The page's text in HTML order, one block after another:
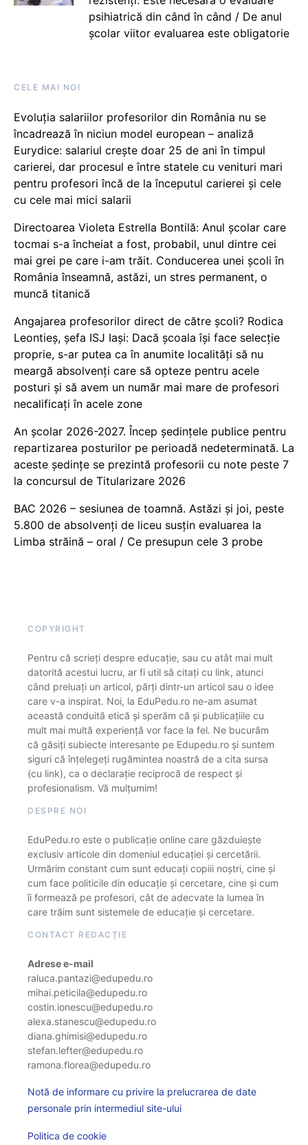
psihiatrică din când în când / De anul
școlar viitor evaluarea este obligatorie
CELE MAI NOI
Evoluția salariilor profesorilor din România nu se
încadrează în niciun model european – analiză
Eurydice: salariul crește doar 25 de ani în timpul
carierei, dar procesul e între statele cu venituri mari
pentru profesori încă de la începutul carierei și cele
cu cele mai mici salarii
Directoarea Violeta Estrella Bontilă: Anul școlar care
tocmai s-a încheiat a fost, probabil, unul dintre cei
mai grei pe care i-am trăit. Conducerea unei școli în
România înseamnă, astăzi, un stres permanent, o
muncă titanică
Angajarea profesorilor direct de către școli? Rodica
Leontieș, șefa ISJ Iași: Dacă școala își face selecție
proprie, s-ar putea ca în anumite localități să nu
meargă absolvenți care să opteze pentru acele
posturi și să avem un număr mai mare de profesori
necalificați în acele zone
An școlar 2026-2027. Încep ședințele publice pentru
repartizarea posturilor pe perioadă nedeterminată. La
aceste ședințe se prezintă profesorii cu note peste 7
la concursul de Titularizare 2026
BAC 2026 – sesiunea de toamnă. Astăzi și joi, peste
5.800 de absolvenți de liceu susțin evaluarea la
Limba străină – oral / Ce presupun cele 3 probe
COPYRIGHT
Pentru că scrieți despre educație, sau cu atât mai mult
datorită acestui lucru, ar fi util să citați cu link, atunci
când preluați un articol, părți dintr-un articol sau o idee
care v-a inspirat. Noi, la EduPedu.ro ne-am asumat
această conduită etică și sperăm că și publicațiile cu
mult mai multă experiență vor face la fel. Ne bucurăm
că găsiți subiecte interesante pe Edupedu.ro și suntem
siguri că înțelegeți rugămintea noastră de a cita sursa
(cu link), ca o declarație reciprocă de respect și
profesionalism. Vă mulțumim!
DESPRE NOI
EduPedu.ro este o publicație online care găzduiește
exclusiv articole din domeniul educației și cercetării.
Urmărim constant cum sunt educați copiii noștri, cine și
cum face politicile din educație și cercetare, cine și cum
îi formează pe profesori, cât de adecvate la lumea în
care trăim sunt sistemele de educație și cercetare.
CONTACT REDACȚIE
Adrese e-mail
raluca.pantazi@edupedu.ro
mihai.peticila@edupedu.ro
costin.ionescu@edupedu.ro
alexa.stanescu@edupedu.ro
diana.ghimisi@edupedu.ro
stefan.lefter@edupedu.ro
ramona.florea@edupedu.ro
Notă de informare cu privire la prelucrarea de date
personale prin intermediul site-ului
Politica de cookie